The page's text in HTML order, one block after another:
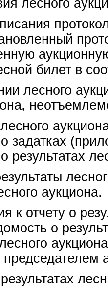
лесного
билет в
лесного
задатках
результатах
аукциона.
к отчету о
о